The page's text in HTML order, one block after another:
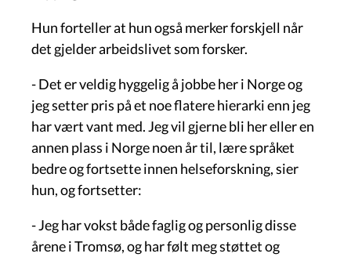
Hun forteller at hun også merker forskjell når
det gjelder arbeidslivet som forsker.
- Det er veldig hyggelig å jobbe her i Norge og
jeg setter pris på et noe flatere hierarki enn jeg
har vært vant med. Jeg vil gjerne bli her eller en
annen plass i Norge noen år til, lære språket
bedre og fortsette innen helseforskning, sier
hun, og fortsetter:
- Jeg har vokst både faglig og personlig disse
årene i Tromsø, og har følt meg støttet og